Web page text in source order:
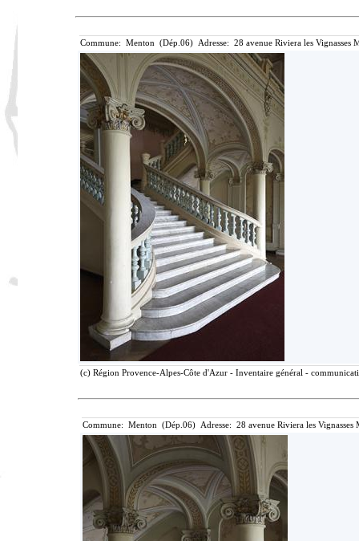
Commune: Menton (Dép.06) Adresse: 28 avenue Riviera les
(c) Région Provence-Alpes-Côte d'Azur - Inventaire général -
Commune: Menton (Dép.06) Adresse: 28 avenue Riviera les